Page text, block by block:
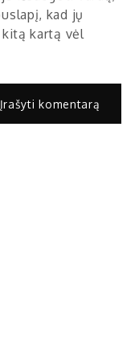
kad jų
kartą vėl